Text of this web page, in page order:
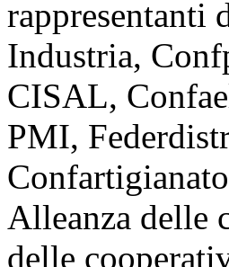
Industria,
CISAL,
PMI,
Alleanza delle
delle